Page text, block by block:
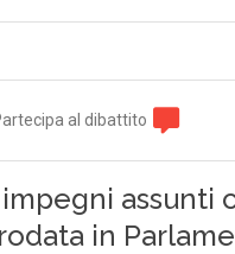
al dibattito
assunti
in